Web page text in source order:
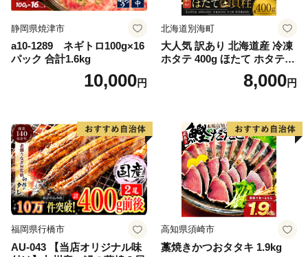
静岡県焼津市
a10-1289 ネギトロ100g×16
パック 合計1.6kg
10,000円
北海道別海町
大人気 訳あり 北海道産 冷凍
ホタテ 400g ほたて ホタテ
8,000円
福岡県行橋市
AU-043 【当店オリジナル味
高知県須崎市
藁焼きかつおタタキ 1.9kg